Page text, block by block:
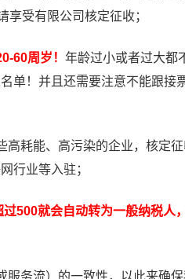
受有限公司核定征收；
60周岁！ 年龄过小或者过大都
单！并且还需要注意不能跟接
耗能、高污染的企业，核定
行业等入驻；
500就会自动转为一般纳税人
务流）的一致性，以此来确保